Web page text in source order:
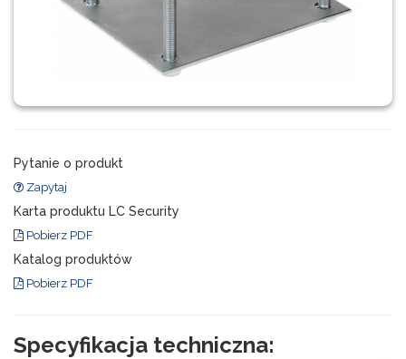
Pytanie o produkt
Zapytaj
Karta produktu LC Security
Pobierz PDF
Katalog produktów
Pobierz PDF
Specyfikacja techniczna: